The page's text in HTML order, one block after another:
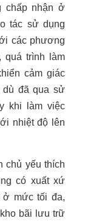
chấp nhận ở
tác sử dụng
các phương
quá trình làm
cảm giác
dù đã qua sử
khi làm việc
nhiệt độ lên
chủ yếu thích
có xuất xứ
ở mức tối đa,
bãi lưu trữ